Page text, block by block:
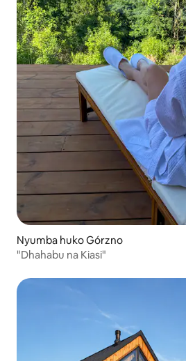
Nyumba huko Górzno
"Dhahabu na Kiasi"